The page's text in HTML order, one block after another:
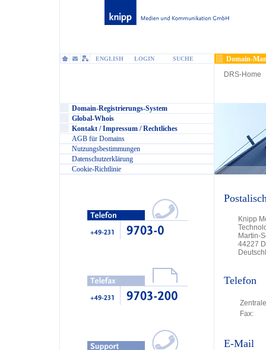
ENGLISH LOGIN SUCHE
Domain-
DRS-Home
Domain-Registrierungs-System
Global-Whois
Kontakt / Impressum / Rechtliches
AGB für Domains
Nutzungsbestimmungen
Datenschutzerklärung
Cookie-Richtlinie
Knipp
Martin-
44227
Telefon
Fax:
E-Mail